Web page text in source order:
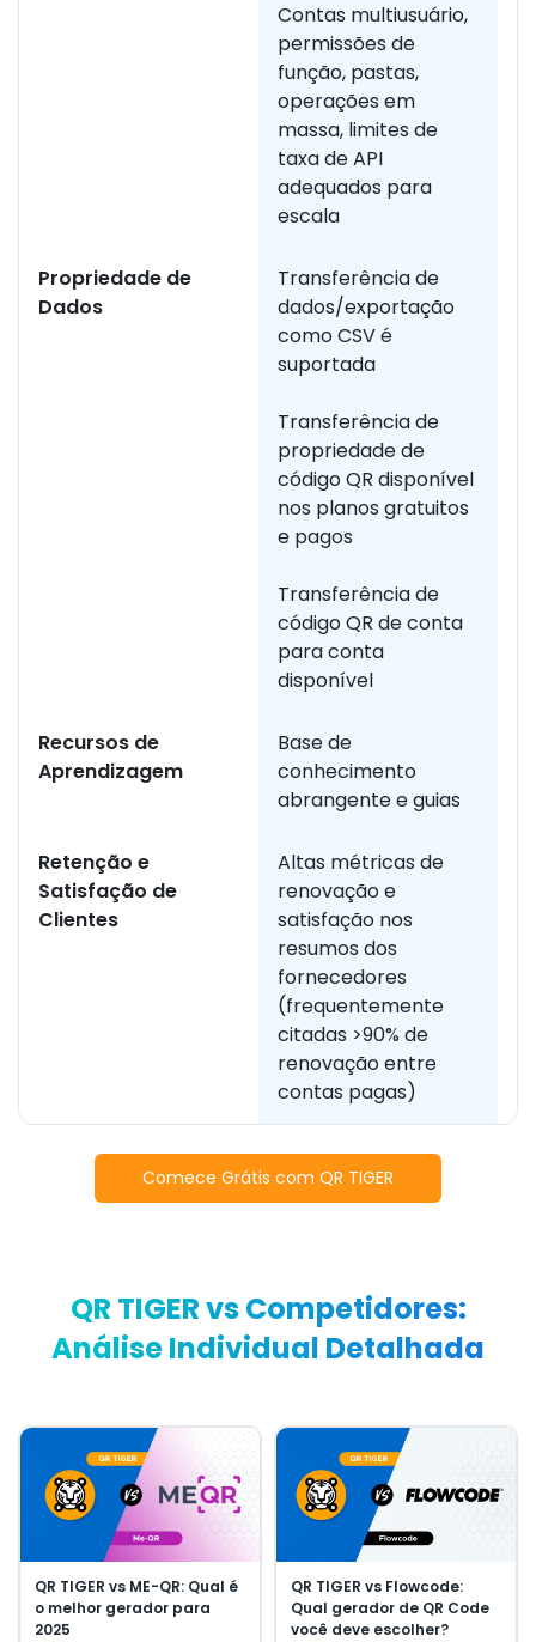
Contas multiusuário,
permissões de
função, pastas,
operações em
massa, limites de
taxa de API
adequados para
escala
Propriedade de
Dados
Transferência de
dados/exportação
como CSV é
suportada
Transferência de
propriedade de
código QR disponível
nos planos gratuitos
e pagos
Transferência de
código QR de conta
para conta
disponível
Recursos de
Aprendizagem
Base de
conhecimento
abrangente e guias
Retenção e
Satisfação de
Clientes
Altas métricas de
renovação e
satisfação nos
resumos dos
fornecedores
(frequentemente
citadas >90% de
renovação entre
contas pagas)
Comece Grátis com QR TIGER
QR TIGER vs Competidores:
Análise Individual Detalhada
QR TIGER vs ME-QR: Qual é
o melhor gerador para
2025
QR TIGER vs Flowcode:
Qual gerador de QR Code
você deve escolher?